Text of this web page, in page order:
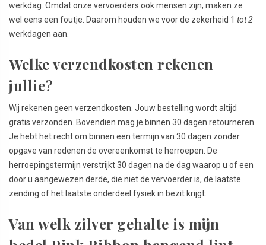
werkdag. Omdat onze vervoerders ook mensen zijn, maken ze
wel eens een foutje. Daarom houden we voor de zekerheid 1 tot 2
werkdagen aan.
Welke verzendkosten rekenen
jullie?
Wij rekenen geen verzendkosten. Jouw bestelling wordt altijd
gratis verzonden. Bovendien mag je binnen 30 dagen retourneren.
Je hebt het recht om binnen een termijn van 30 dagen zonder
opgave van redenen de overeenkomst te herroepen. De
herroepingstermijn verstrijkt 30 dagen na de dag waarop u of een
door u aangewezen derde, die niet de vervoerder is, de laatste
zending of het laatste onderdeel fysiek in bezit krijgt.
Van welk zilver gehalte is mijn